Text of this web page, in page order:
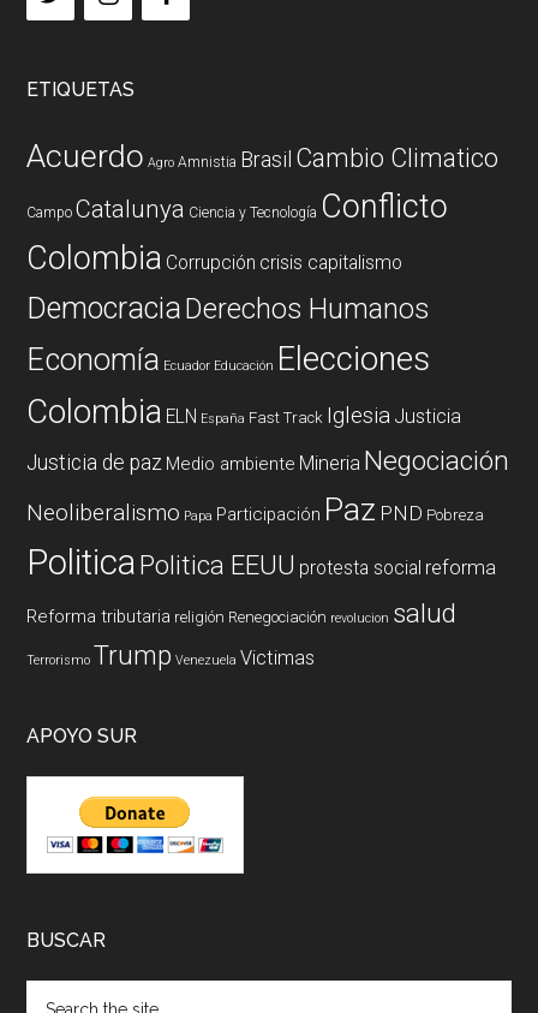
ETIQUETAS
Acuerdo Agro Amnistia Brasil Cambio Climatico
Campo Catalunya Ciencia y Tecnología Conflicto
Colombia Corrupción crisis capitalismo
DemocraciaDerechos Humanos
Economía Ecuador Educación Elecciones
Colombia ELN España Fast Track Iglesia Justicia
Justicia de paz Medio ambiente Mineria Negociación
Neoliberalismo Papa Participación Paz PND Pobreza
PoliticaPolitica EEUU protesta social reforma
Reforma tributaria religión Renegociación revolucion salud
Terrorismo Trump Venezuela Victimas
APOYO SUR
BUSCAR